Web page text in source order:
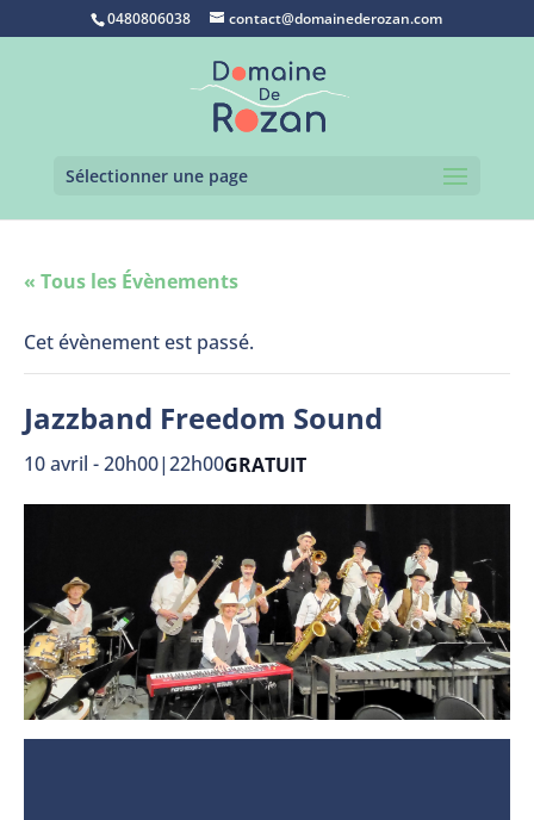
0480806038 contact@domainederozan.com
Sélectionner une page
« Tous les Évènements
Cet évènement est passé.
Jazzband Freedom Sound
10 avril - 20h00|22h00GRATUIT